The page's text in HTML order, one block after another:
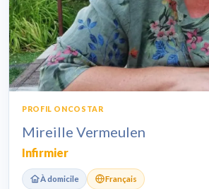
PROFIL ONCOSTAR
Mireille Vermeulen
Infirmier
À domicile Français